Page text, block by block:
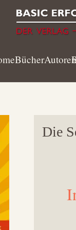
BücherAutoren
Die